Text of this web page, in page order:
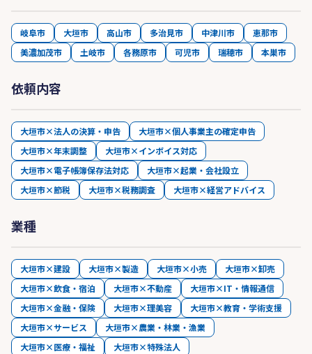
岐阜市 大垣市 高山市 多治見市 中津川市
恵那市
美濃加茂市
土岐市 各務原市 可児市 瑞穂市 本巣市
依頼内容
大垣市×法人の決算・申告
大垣市×個人事業主の確定申告
大垣市×年末調整
大垣市×インボイス対応
大垣市×電子帳簿保存法対応
大垣市×起業・会社設立
大垣市×節税
大垣市×税務調査 大垣市×経営アドバイス
業種
大垣市×建設 大垣市×製造 大垣市×小売
大垣市×卸売
大垣市×飲食・宿泊
大垣市×不動産
大垣市×IT・情報通信
大垣市×金融・保険
大垣市×理美容
大垣市×教育・学術支援
大垣市×サービス
大垣市×農業・林業・漁業
大垣市×医療・福祉
大垣市×特殊法人